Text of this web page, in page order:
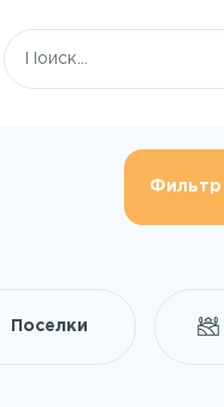
Фильтр
Поселки